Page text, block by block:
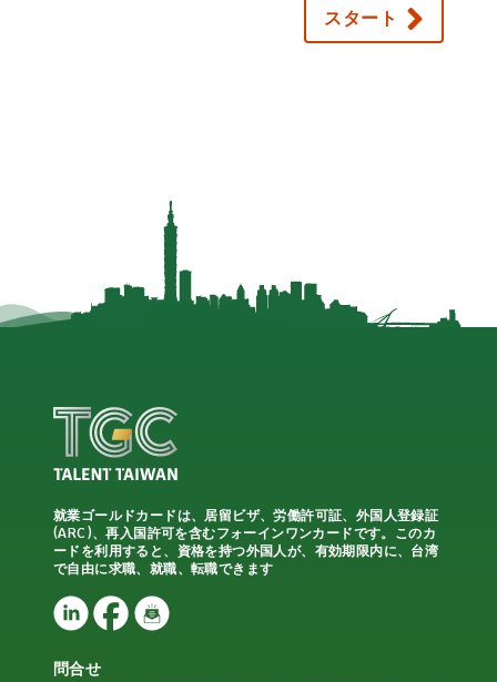
スタート
就業ゴールドカードは、居留ビザ、労働許可証、外国人登録証
(ARC)、再入国許可を含むフォーインワンカードです。このカ
ードを利用すると、資格を持つ外国人が、有効期限内に、台湾
で自由に求職、就職、転職できます
問合せ